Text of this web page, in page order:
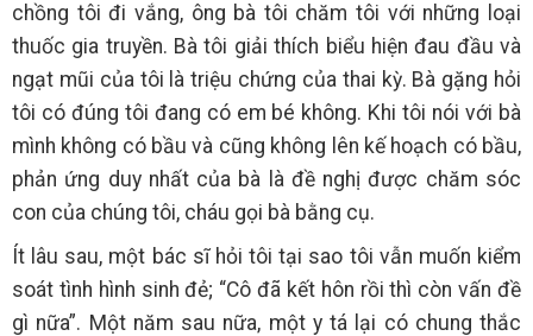
chồng tôi đi vắng, ông bà tôi chăm tôi với những loại
thuốc gia truyền. Bà tôi giải thích biểu hiện đau đầu và
ngạt mũi của tôi là triệu chứng của thai kỳ. Bà gặng hỏi
tôi có đúng tôi đang có em bé không. Khi tôi nói với bà
mình không có bầu và cũng không lên kế hoạch có bầu,
phản ứng duy nhất của bà là đề nghị được chăm sóc
con của chúng tôi, cháu gọi bà bằng cụ.
Ít lâu sau, một bác sĩ hỏi tôi tại sao tôi vẫn muốn kiểm
soát tình hình sinh đẻ; “Cô đã kết hôn rồi thì còn vấn đề
gì nữa”. Một năm sau nữa, một y tá lại có chung thắc